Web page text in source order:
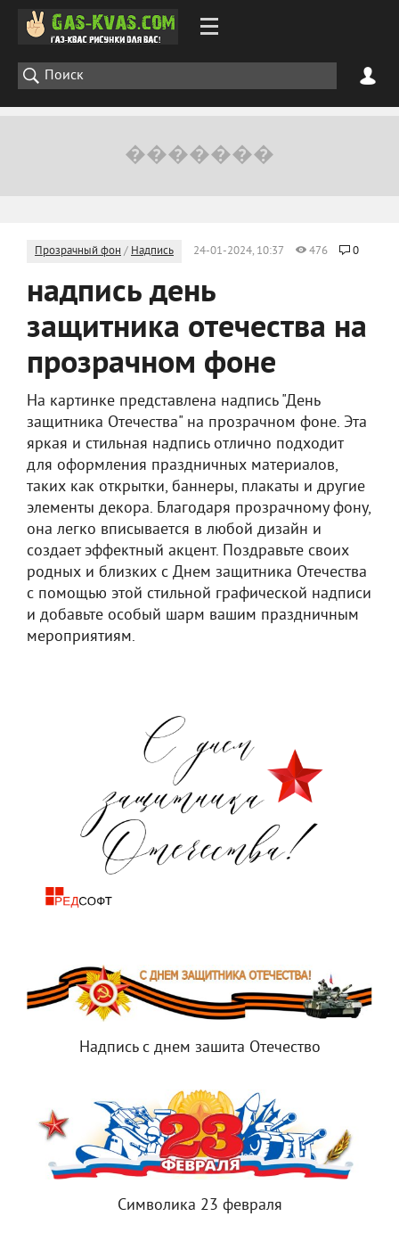
Прозрачный фон / Надпись 24-01-2024, 10:37 476 0
надпись день
защитника отечества на
прозрачном фоне
На картинке представлена надпись "День
защитника Отечества" на прозрачном фоне. Эта
яркая и стильная надпись отлично подходит
для оформления праздничных материалов,
таких как открытки, баннеры, плакаты и другие
элементы декора. Благодаря прозрачному фону,
она легко вписывается в любой дизайн и
создает эффектный акцент. Поздравьте своих
родных и близких с Днем защитника Отечества
с помощью этой стильной графической надписи
и добавьте особый шарм вашим праздничным
мероприятиям.
Надпись с днем зашита Отечество
Символика 23 февраля